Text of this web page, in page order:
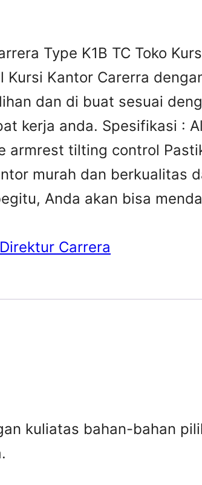
Type K1B TC Toko
Kursi Kantor Carerra
dan di buat sesuai
kerja anda. Spesifikasi :
armrest tilting control
murah dan berkualitas
Anda akan bisa
Carrera
kuliatas bahan-bahan